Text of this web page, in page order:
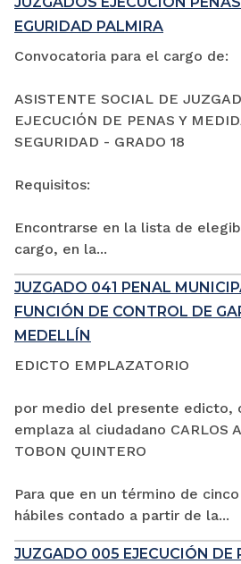
EGURIDAD PALMIRA
Convocatoria para el cargo de:
ASISTENTE SOCIAL DE
EJECUCIÓN DE PENAS Y
SEGURIDAD - GRADO 18
Requisitos:
Encontrarse en la lista de
cargo, en la...
JUZGADO 041 PENAL
FUNCIÓN DE CONTROL DE
MEDELLÍN
EDICTO EMPLAZATORIO
por medio del presente edicto,
emplaza al ciudadano CARLOS
TOBON QUINTERO
Para que en un término de
hábiles contado a partir de la...
JUZGADO 005 EJECUCIÓN DE